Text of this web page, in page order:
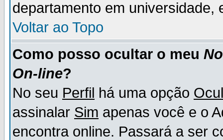
departamento em universidade,
Voltar ao Topo
Como posso ocultar o meu
On-line?
No seu Perfil há uma opção
assinalar Sim apenas você e o
encontra online. Passará a ser